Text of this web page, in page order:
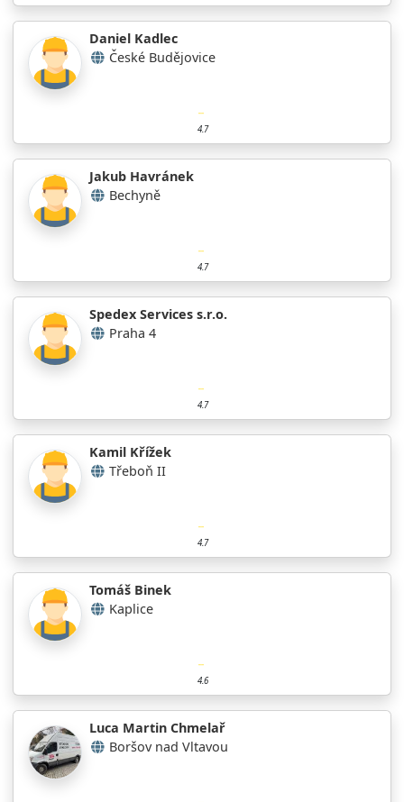
Daniel Kadlec
České Budějovice
4.7
Jakub Havránek
Bechyně
4.7
Spedex Services s.r.o.
Praha 4
4.7
Kamil Křížek
Třeboň II
4.7
Tomáš Binek
Kaplice
4.6
Luca Martin Chmelař
Boršov nad Vltavou